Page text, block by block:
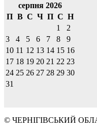
серпня 2026
П В С Ч П С Н
1
2
3
4 5 6 7 8
9
10 11 12 13 14 15 16
17 18 19 20 21 22 23
24 25 26 27 28 29 30
31
© ЧЕРНІГІВСЬКИЙ